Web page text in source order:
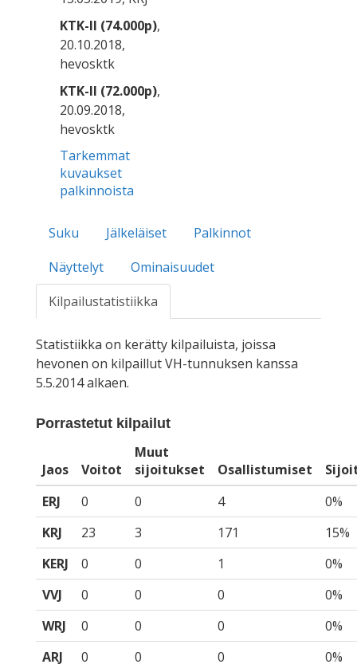
KTK-II (74.000p),
20.10.2018,
hevosktk
KTK-II (72.000p),
20.09.2018,
hevosktk
Tarkemmat
kuvaukset
palkinnoista
Suku Jälkeläiset
Palkinnot
Näyttelyt
Ominaisuudet
Kilpailustatistiikka
Statistiikka on kerätty kilpailuista, joissa
hevonen on kilpaillut VH-tunnuksen kanssa
5.5.2014 alkaen.
Porrastetut kilpailut
Jaos Voitot
Muut
sijoitukset
Osallistumiset
ERJ
0 0 4
0%
KRJ
23 3 171
15%
KERJ
0 0 1
0%
VVJ
0 0 0
0%
WRJ
0 0 0
0%
ARJ
0 0 0 0%